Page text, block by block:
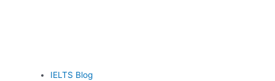
IELTS Blog